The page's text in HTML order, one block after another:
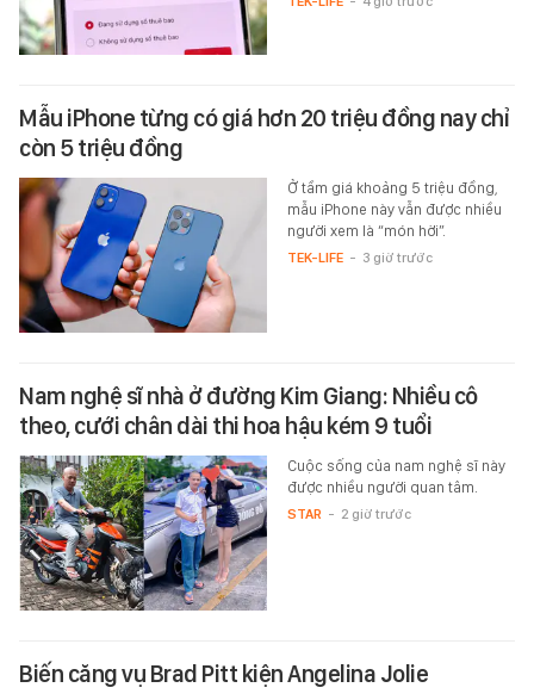
Mẫu iPhone từng có giá hơn 20 triệu đồng nay chỉ
còn 5 triệu đồng
Ở tầm giá khoảng 5 triệu đồng,
mẫu iPhone này vẫn được nhiều
người xem là “món hời”.
TEK-LIFE - 3 giờ trước
Nam nghệ sĩ nhà ở đường Kim Giang: Nhiều cô
theo, cưới chân dài thi hoa hậu kém 9 tuổi
Cuộc sống của nam nghệ sĩ này
được nhiều người quan tâm.
STAR - 2 giờ trước
Biến căng vụ Brad Pitt kiện Angelina Jolie